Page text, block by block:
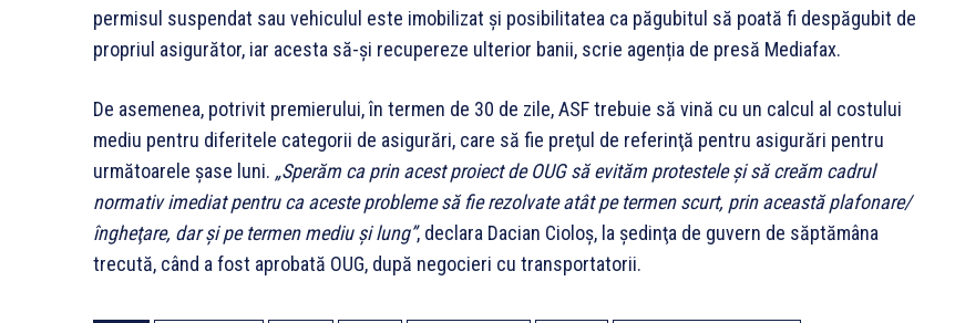
permisul suspendat sau vehiculul este imobilizat şi posibilitatea ca păgubitul să poată fi despăgubit de
propriul asigurător, iar acesta să-şi recupereze ulterior banii, scrie agenția de presă Mediafax.
De asemenea, potrivit premierului, în termen de 30 de zile, ASF trebuie să vină cu un calcul al costului
mediu pentru diferitele categorii de asigurări, care să fie preţul de referinţă pentru asigurări pentru
următoarele şase luni. „Sperăm ca prin acest proiect de OUG să evităm protestele şi să creăm cadrul
normativ imediat pentru ca aceste probleme să fie rezolvate atât pe termen scurt, prin această plafonare/
îngheţare, dar şi pe termen mediu şi lung”, declara Dacian Cioloş, la şedinţa de guvern de săptămâna
trecută, când a fost aprobată OUG, după negocieri cu transportatorii.